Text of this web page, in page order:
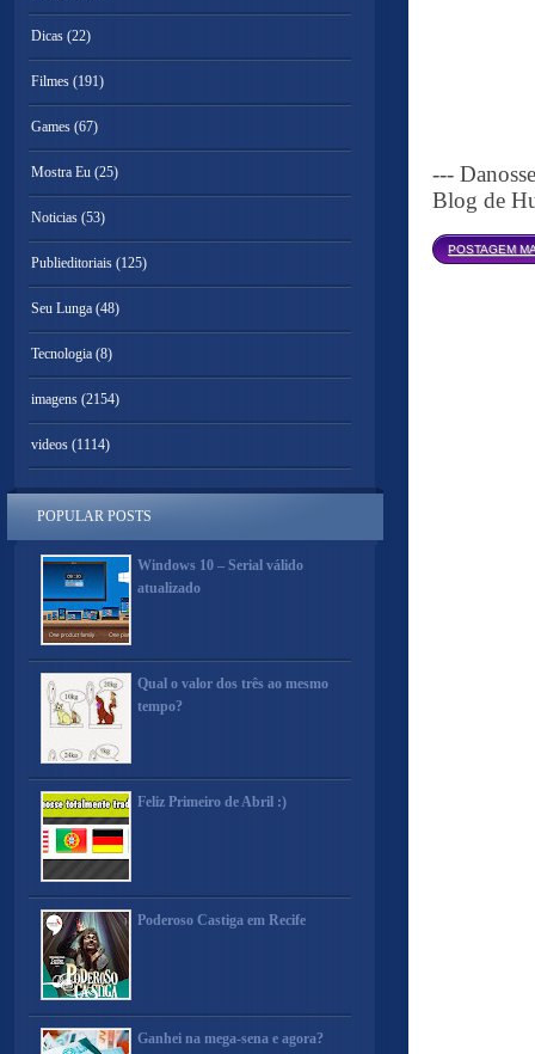
---
Blog de
POSTAGEM
Dicas (22)
Filmes (191)
Games (67)
Mostra Eu (25)
Noticias (53)
Publieditoriais (125)
Seu Lunga (48)
Tecnologia (8)
imagens (2154)
videos (1114)
POPULAR POSTS
Windows 10 – Serial válido
atualizado
Qual o valor dos três ao mesmo
tempo?
Feliz Primeiro de Abril :)
Poderoso Castiga em Recife
Ganhei na mega-sena e agora?